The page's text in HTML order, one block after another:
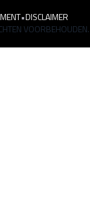
•DISCLAIMER
VOORBEHOUDEN.